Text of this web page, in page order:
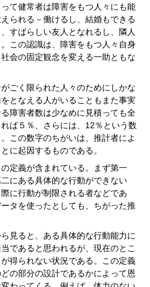
て健常者は障害をもつ人々にも能
られる－働けるし、結婚もできる
すばらしい友人となれるし、隣人
この認識は、障害をもつ人々自身
会の固定観念を変える一助ともな
ごく限られた人々のためにしかな
となえる人がいることもまた事実
障害者数は少なめに見積っても全
ば５％、さらには、12％という数
この数字のちがいは、推計者によ
に起因するものである。
定義が含まれている。まず第一
にある具体的な行動ができない
に行動が制限される者などであ
タを使ったとしても、ちがった推
見ると、ある具体的な行動能力に
であると思われるが、現在のとこ
得られない状況である。この定義
の部分の設計であるかによって恩